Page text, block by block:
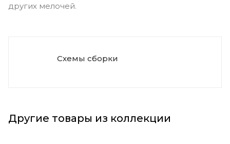
других мелочей.
Схемы сборки
Другие товары из коллекции